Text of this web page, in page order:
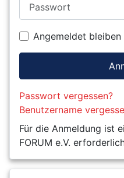
Angemeldet bleiben
Passwort vergessen?
Benutzername
Für die Anmeldung ist
FORUM e.V.